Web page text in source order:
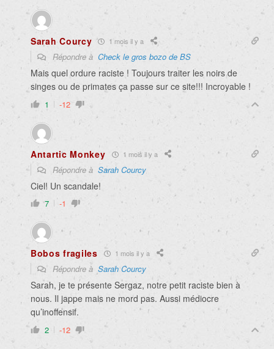
Sarah Courcy 1 mois il y a
Répondre à Check le gros bozo de BS
Mais quel ordure raciste ! Toujours traiter les noirs de
singes ou de primates ça passe sur ce site!!! Incroyable !
1 -12
Antartic Monkey 1 mois il y a
Répondre à Sarah Courcy
Ciel! Un scandale!
7 -1
Bobos fragiles 1 mois il y a
Répondre à Sarah Courcy
Sarah, je te présente Sergaz, notre petit raciste bien à
nous. Il jappe mais ne mord pas. Aussi médiocre
qu’inoffensif.
2 -12